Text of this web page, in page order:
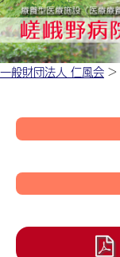
一般財団法人 仁風会 >